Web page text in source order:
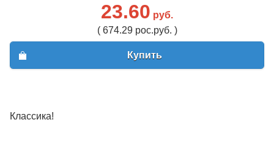
23.60 руб.
( 674.29 рос.руб. )
Купить
Классика!